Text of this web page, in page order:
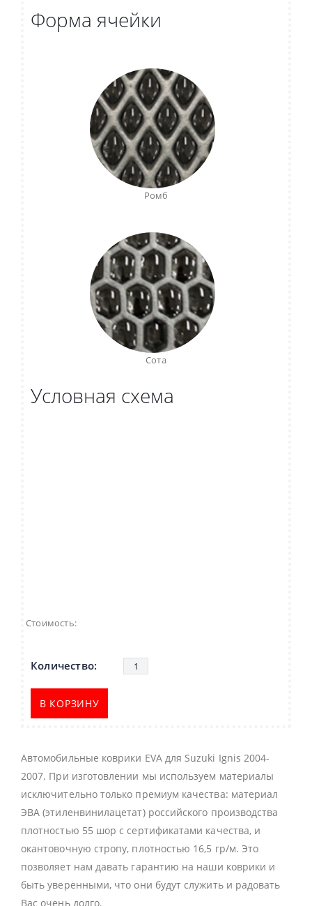
Форма ячейки
Ромб
Сота
Условная схема
Стоимость:
В КОРЗИНУ
Автомобильные коврики EVA для Suzuki Ignis 2004-
2007. При изготовлении мы используем материалы
исключительно только премиум качества: материал
ЭВА (этиленвинилацетат) российского производства
плотностью 55 шор с сертификатами качества, и
окантовочную стропу, плотностью 16,5 гр/м. Это
позволяет нам давать гарантию на наши коврики и
быть уверенными, что они будут служить и радовать
Вас очень долго.